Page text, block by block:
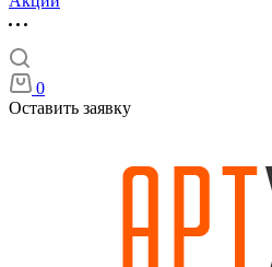
0
Оставить заявку